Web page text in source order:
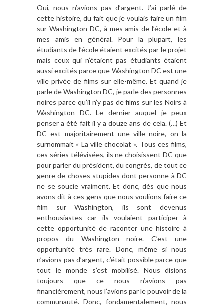
Oui, nous n’avions pas d’argent. J’ai parlé de
cette histoire, du fait que je voulais faire un film
sur Washington DC, à mes amis de l’école et à
mes amis en général. Pour la plupart, les
étudiants de l’école étaient excités par le projet
mais ceux qui n’étaient pas étudiants étaient
aussi excités parce que Washington DC est une
ville privée de films sur elle-même. Et quand je
parle de Washington DC, je parle des personnes
noires parce qu’il n’y pas de films sur les Noirs à
Washington DC. Le dernier auquel je peux
penser a été fait il y a douze ans de cela. (…) Et
DC est majoritairement une ville noire, on la
surnommait « La ville chocolat ». Tous ces films,
ces séries télévisées, ils ne choisissent DC que
pour parler du président, du congrès, de tout ce
genre de choses stupides dont personne à DC
ne se soucie vraiment. Et donc, dès que nous
avons dit à ces gens que nous voulions faire ce
film sur Washington, ils sont devenus
enthousiastes car ils voulaient participer à
cette opportunité de raconter une histoire à
propos du Washington noire. C’est une
opportunité très rare. Donc, même si nous
n’avions pas d’argent, c’était possible parce que
tout le monde s’est mobilisé. Nous disions
toujours que ce nous n’avions pas
financièrement, nous l’avions par le pouvoir de la
communauté. Donc, fondamentalement, nous